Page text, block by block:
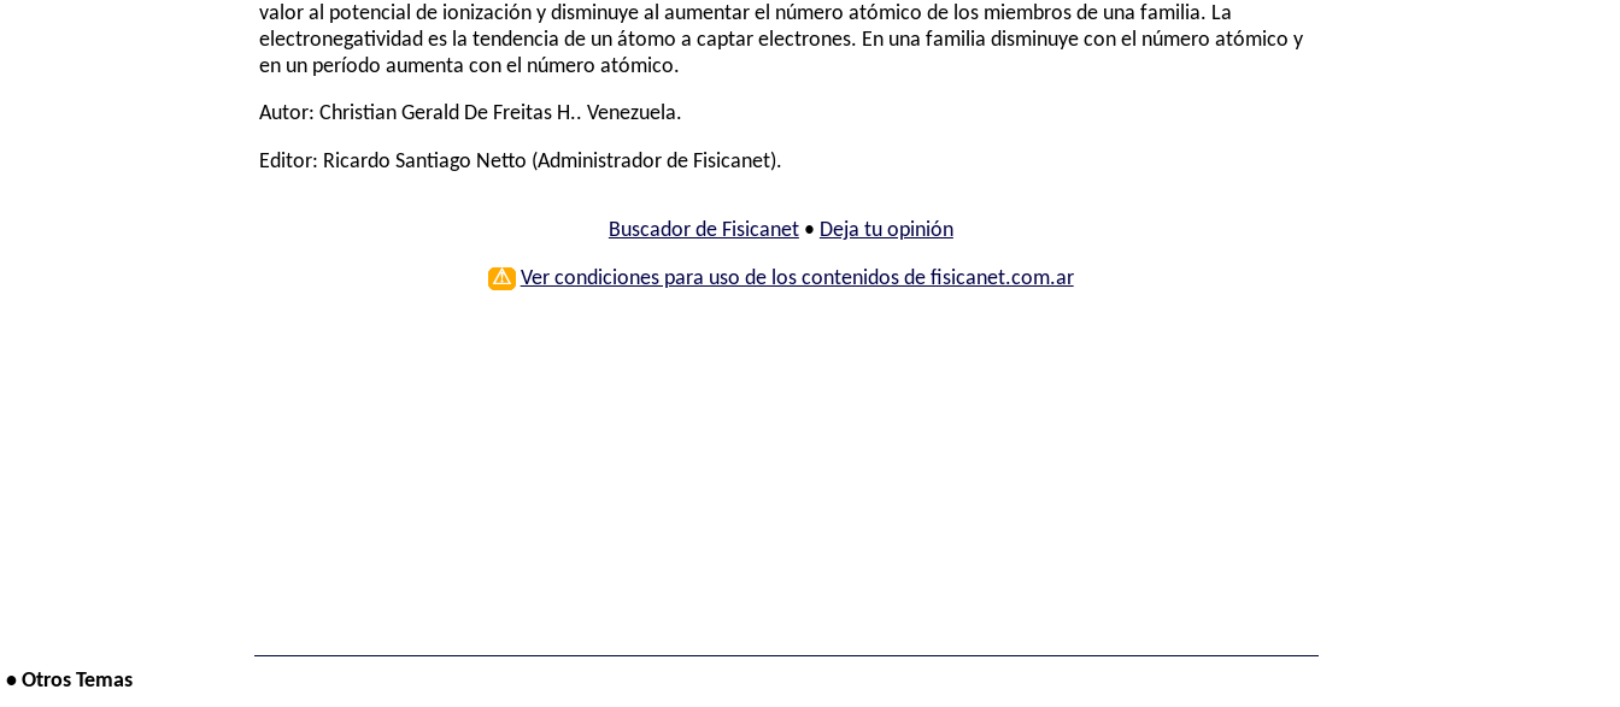
valor al potencial de ionización y disminuye al aumentar el número atómico de los miembros de una familia. La
electronegatividad es la tendencia de un átomo a captar electrones. En una familia disminuye con el número atómico y
en un período aumenta con el número atómico.
Autor:Christian Gerald De Freitas H.. Venezuela.
Editor: Ricardo Santiago Netto (Administrador de Fisicanet).
Buscador de Fisicanet• Deja tu opinión
⚠ Ver condiciones para uso de los contenidos de fisicanet.com.ar
• Otros Temas